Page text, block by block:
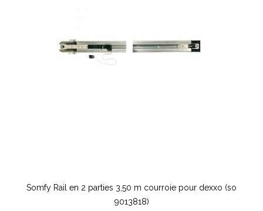
Somfy Rail en 2 parties 3,50 m courroie pour dexxo (so
9013818)